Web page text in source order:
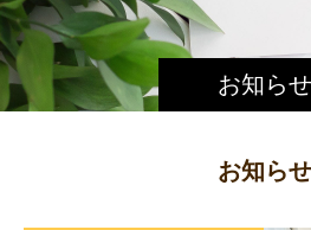
お知らせ
お知らせ